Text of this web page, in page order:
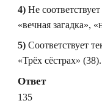
4) Не
«вечная загадка»,
5) Соответствует
«Трёх сёстрах» (38).
Ответ
135